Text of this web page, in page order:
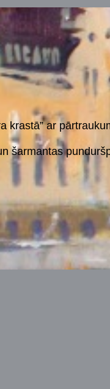
krastā” ar
šarmantas